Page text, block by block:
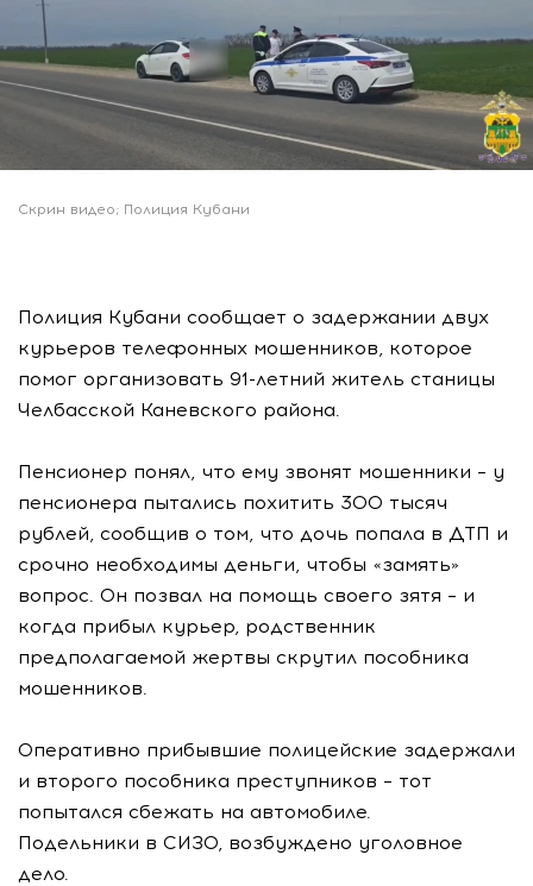
Скрин видео; Полиция Кубани
Полиция Кубани сообщает о задержании двух
курьеров телефонных мошенников, которое
помог организовать 91-летний житель станицы
Челбасской Каневского района.
Пенсионер понял, что ему звонят мошенники – у
пенсионера пытались похитить 300 тысяч
рублей, сообщив о том, что дочь попала в ДТП и
срочно необходимы деньги, чтобы «замять»
вопрос. Он позвал на помощь своего зятя – и
когда прибыл курьер, родственник
предполагаемой жертвы скрутил пособника
мошенников.
Оперативно прибывшие полицейские задержали
и второго пособника преступников – тот
попытался сбежать на автомобиле.
Подельники в СИЗО, возбуждено уголовное
дело.